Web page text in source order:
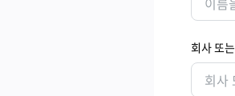
회사 또